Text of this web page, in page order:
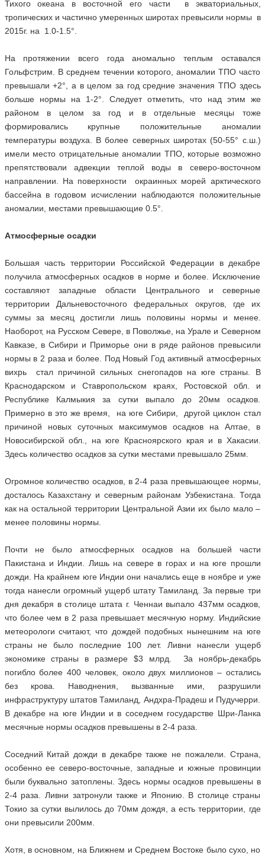
Тихого океана в восточной его части в экваториальных,
тропических и частично умеренных широтах превысили нормы в
2015г. на 1.0-1.5°.
На протяжении всего года аномально теплым оставался
Гольфстрим. В среднем течении которого, аномалии ТПО часто
превышали +2°, а в целом за год средние значения ТПО здесь
больше нормы на 1-2°. Следует отметить, что над этим же
районом в целом за год и в отдельные месяцы тоже
формировались крупные положительные аномалии
температуры воздуха. В более северных широтах (50-55° с.ш.)
имели место отрицательные аномалии ТПО, которые возможно
препятствовали адвекции теплой воды в северо-восточном
направлении. На поверхности окраинных морей арктического
бассейна в годовом исчислении наблюдаются положительные
аномалии, местами превышающие 0.5°.
Атмосферные осадки
Большая часть территории Российской Федерации в декабре
получила атмосферных осадков в норме и более. Исключение
составляют западные области Центрального и северные
территории Дальневосточного федеральных округов, где их
суммы за месяц достигли лишь половины нормы и менее.
Наоборот, на Русском Севере, в Поволжье, на Урале и Северном
Кавказе, в Сибири и Приморье они в ряде районов превысили
нормы в 2 раза и более. Под Новый Год активный атмосферных
вихрь стал причиной сильных снегопадов на юге страны. В
Краснодарском и Ставропольском краях, Ростовской обл. и
Республике Калмыкия за сутки выпало до 20мм осадков.
Примерно в это же время, на юге Сибири, другой циклон стал
причиной новых суточных максимумов осадков на Алтае, в
Новосибирской обл., на юге Красноярского края и в Хакасии.
Здесь количество осадков за сутки местами превышало 25мм.
Огромное количество осадков, в 2-4 раза превышающее нормы,
досталось Казахстану и северным районам Узбекистана. Тогда
как на остальной территории Центральной Азии их было мало –
менее половины нормы.
Почти не было атмосферных осадков на большей части
Пакистана и Индии. Лишь на севере в горах и на юге прошли
дожди. На крайнем юге Индии они начались еще в ноябре и уже
тогда нанесли огромный ущерб штату Тамиланд. За первые три
дня декабря в столице штата г. Ченнаи выпало 437мм осадков,
что более чем в 2 раза превышает месячную норму. Индийские
метеорологи считают, что дождей подобных нынешним на юге
страны не было последние 100 лет. Ливни нанесли ущерб
экономике страны в размере $3 млрд. За ноябрь-декабрь
погибло более 400 человек, около двух миллионов – остались
без крова. Наводнения, вызванные ими, разрушили
инфраструктуру штатов Тамиланд, Андхра-Прадеш и Пудучерри.
В декабре на юге Индии и в соседнем государстве Шри-Ланка
месячные нормы осадков превышены в 2-4 раза.
Соседний Китай дожди в декабре также не пожалели. Страна,
особенно ее северо-восточные, западные и южные провинции
были буквально затоплены. Здесь нормы осадков превышены в
2-4 раза. Ливни затронули также и Японию. В столице страны
Токио за сутки вылилось до 70мм дождя, а есть территории, где
они превысили 200мм.
Хотя, в основном, на Ближнем и Среднем Востоке было сухо, но